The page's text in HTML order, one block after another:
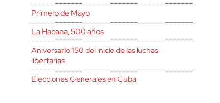
Primero de Mayo
La Habana, 500 años
Aniversario 150 del inicio de las luchas
libertarias
Elecciones Generales en Cuba